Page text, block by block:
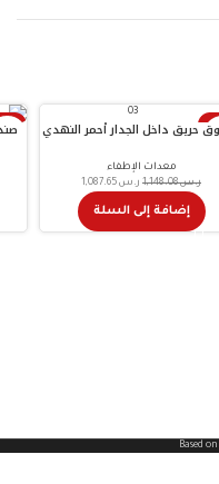
- حريق داخل الجدار أحمر النهدي
معدات الإطفاء
ر.س1,148.08 ر.س 1,087.65
إضافة إلى السلة
Based